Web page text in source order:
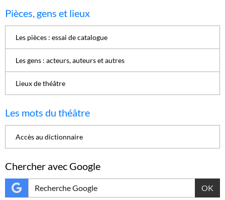
Pièces, gens et lieux
Les pièces : essai de catalogue
Les gens : acteurs, auteurs et autres
Lieux de théâtre
Les mots du théâtre
Accès au dictionnaire
Chercher avec Google
OK